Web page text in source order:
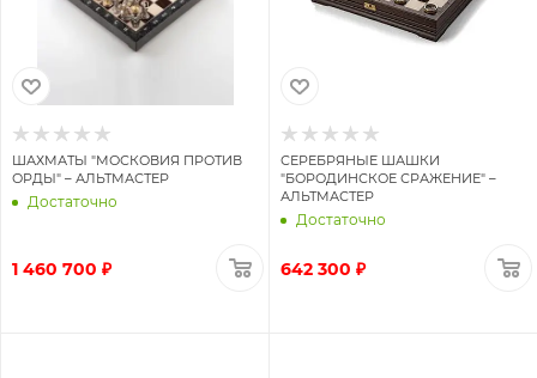
ШАХМАТЫ "МОСКОВИЯ ПРОТИВ
ОРДЫ" – АЛЬТМАСТЕР
Достаточно
1 460 700 ₽
СЕРЕБРЯНЫЕ ШАШКИ
"БОРОДИНСКОЕ СРАЖЕНИЕ" –
АЛЬТМАСТЕР
Достаточно
642 300 ₽